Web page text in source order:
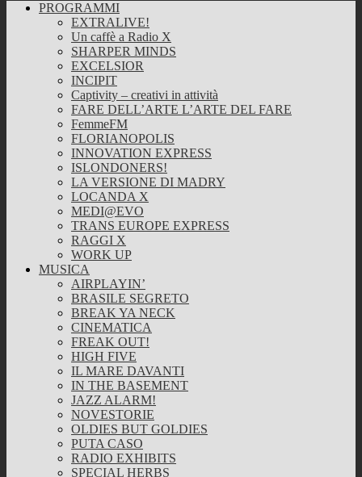
PROGRAMMI
EXTRALIVE!
Un caffè a Radio X
SHARPER MINDS
EXCELSIOR
INCIPIT
Captivity – creativi in attività
FARE DELL’ARTE L’ARTE DEL FARE
FemmeFM
FLORIANOPOLIS
INNOVATION EXPRESS
ISLONDONERS!
LA VERSIONE DI MADRY
LOCANDA X
MEDI@EVO
TRANS EUROPE EXPRESS
RAGGI X
WORK UP
MUSICA
AIRPLAYIN’
BRASILE SEGRETO
BREAK YA NECK
CINEMATICA
FREAK OUT!
HIGH FIVE
IL MARE DAVANTI
IN THE BASEMENT
JAZZ ALARM!
NOVESTORIE
OLDIES BUT GOLDIES
PUTA CASO
RADIO EXHIBITS
SPECIAL HERBS